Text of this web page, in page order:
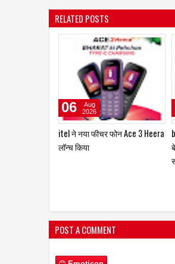
RELATED POSTS
कंट्री क्लब हॉस्पिटैलिटी एंड हॉलिडेज़
प्राइवेट लिमिटेड ने लॉन्च किया 'कंट्री
29
Jul
2026